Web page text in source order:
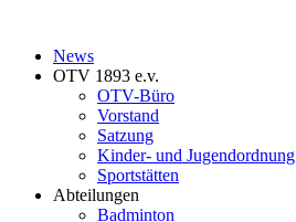
News
OTV 1893 e.v.
OTV-Büro
Vorstand
Satzung
Kinder- und Jugendordnung
Sportstätten
Abteilungen
Badminton